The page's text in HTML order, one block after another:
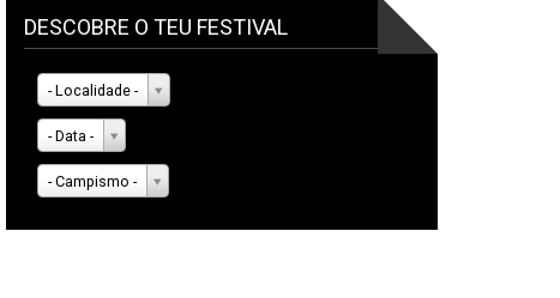
DESCOBRE O TEU FESTIVAL
- Localidade -
- Data -
- Campismo -